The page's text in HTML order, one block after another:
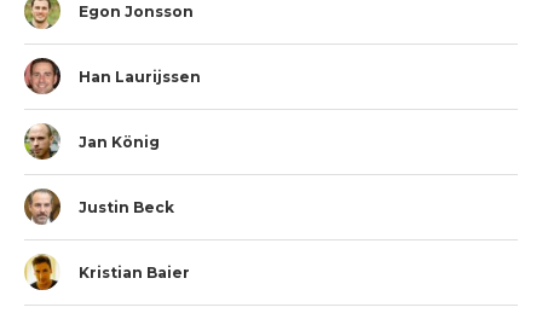
Egon Jonsson
Han Laurijssen
Jan König
Justin Beck
Kristian Baier